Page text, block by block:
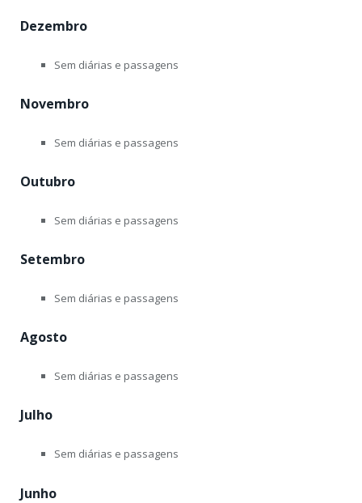
Dezembro
Sem diárias e passagens
Novembro
Sem diárias e passagens
Outubro
Sem diárias e passagens
Setembro
Sem diárias e passagens
Agosto
Sem diárias e passagens
Julho
Sem diárias e passagens
Junho